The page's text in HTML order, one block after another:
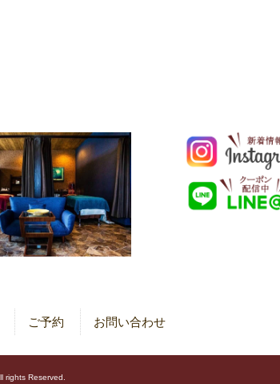
ご予約 お問い合わせ
rights Reserved.